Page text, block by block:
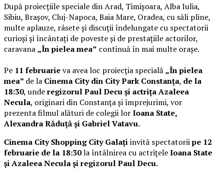
După proiecțiile speciale din Arad, Timișoara, Alba Iulia,
Sibiu, Brașov, Cluj-Napoca, Baia Mare, Oradea, cu săli pline,
multe aplauze, râsete și discuții îndelungate cu spectatorii
curioși și încântați de poveste și de prestațiile actorilor,
caravana „În pielea mea” continuă în mai multe orașe.
Pe 11 februarieva avea loc proiecția specială „În pielea
mea” de la Cinema City din City Park Constanța, de la
18:30, underegizorul Paul Decu și actrița Azaleea
Necula, originari din Constanța și împrejurimi, vor
prezenta filmul alături de colegii lorIoana State,
Alexandra Răduță și Gabriel Vatavu.
Cinema City Shopping City Galațiinvită spectatoriipe 12
februarie de la 18:30la întâlnirea cu actrițeleIoana State
și Azaleea Necula și regizorul Paul Decu.